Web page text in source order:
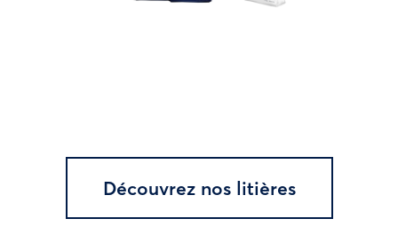
Découvrez nos litières